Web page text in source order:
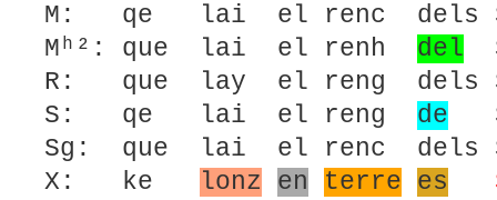
M: qe lai el renc dels
Mʰ²: que lai el renh del
R: que lay el reng dels
S: qe lai el reng de
Sg: que lai el renc dels
X: ke
lonz en terre es